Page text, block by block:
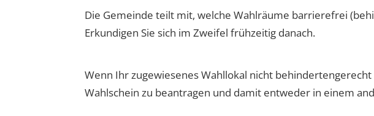
Die Gemeinde teilt mit, welche Wahlräume barrierefrei
Erkundigen Sie sich im Zweifel frühzeitig danach.
Wenn Ihr zugewiesenes Wahllokal nicht
Wahlschein zu beantragen und damit entweder in einem